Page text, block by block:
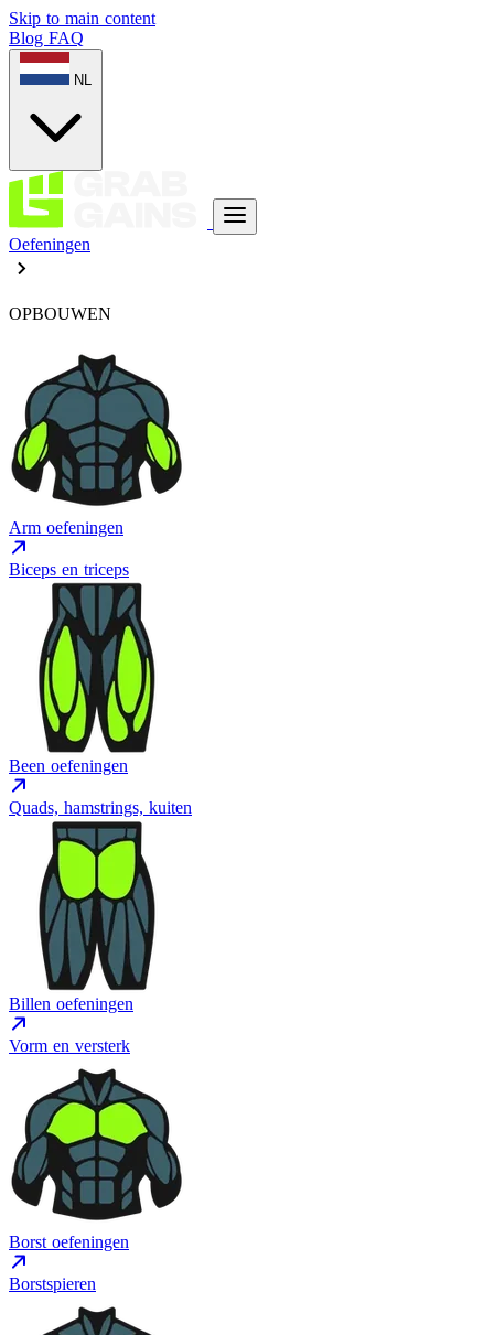
Skip to main content
Blog FAQ
NL
Oefeningen
OPBOUWEN
Arm oefeningen
Biceps en triceps
Been oefeningen
Quads, hamstrings, kuiten
Billen oefeningen
Vorm en versterk
Borst oefeningen
Borstspieren